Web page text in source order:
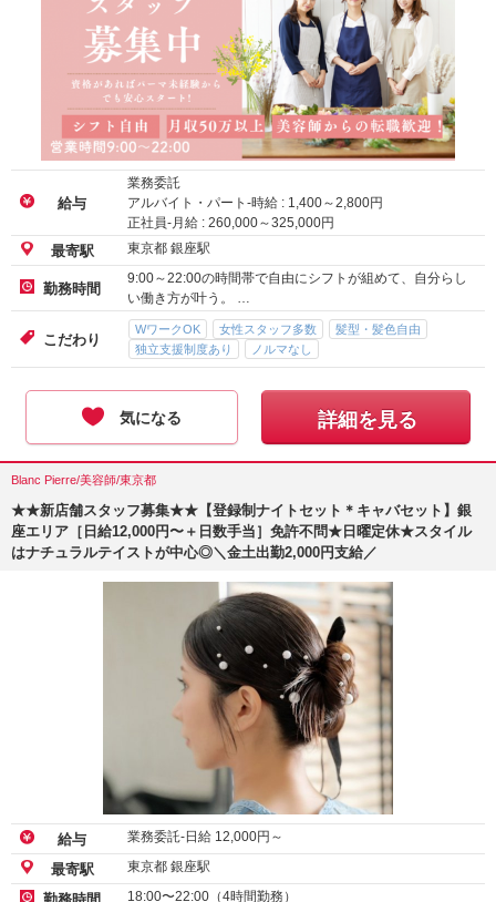
給与
業務委託
アルバイト・パート-時給 : 1,400～2,800円
正社員-月給 : 260,000～325,000円
最寄駅 東京都 銀座駅
勤務時間
9:00～22:00の時間帯で自由にシフトが組めて、自分らし
い働き方が叶う。 …
こだわり
WワークOK 女性スタッフ多数
髪型・髪色自由
独立支援制度あり
ノルマなし
気になる 詳細を見る
Blanc Pierre/美容師/東京都
★★新店舗スタッフ募集★★【登録制ナイトセット＊キャバセット】銀
座エリア［日給12,000円〜＋日数手当］免許不問★日曜定休★スタイル
はナチュラルテイストが中心◎＼金土出勤2,000円支給／
給与 業務委託-日給 12,000円～
最寄駅 東京都 銀座駅
18:00〜22:00（4時間勤務）